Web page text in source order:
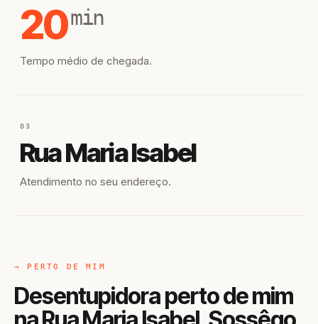
20min
Tempo médio de chegada.
03
Rua Maria Isabel
Atendimento no seu endereço.
→ PERTO DE MIM
Desentupidora perto de mim